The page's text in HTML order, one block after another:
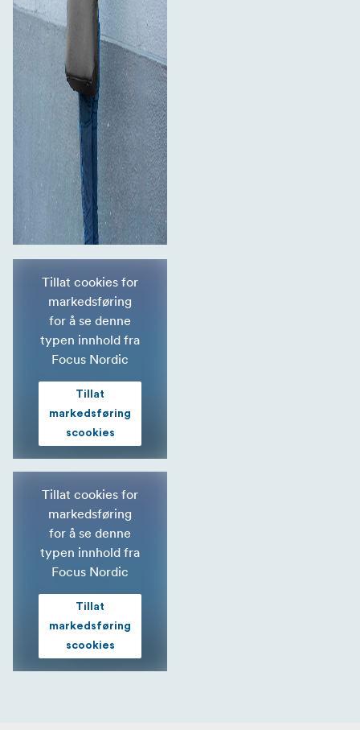
Tillat cookies for
markedsføring
for å se denne
typen innhold fra
Focus Nordic
Tillat
markedsføring
scookies
Tillat cookies for
markedsføring
for å se denne
typen innhold fra
Focus Nordic
Tillat
markedsføring
scookies